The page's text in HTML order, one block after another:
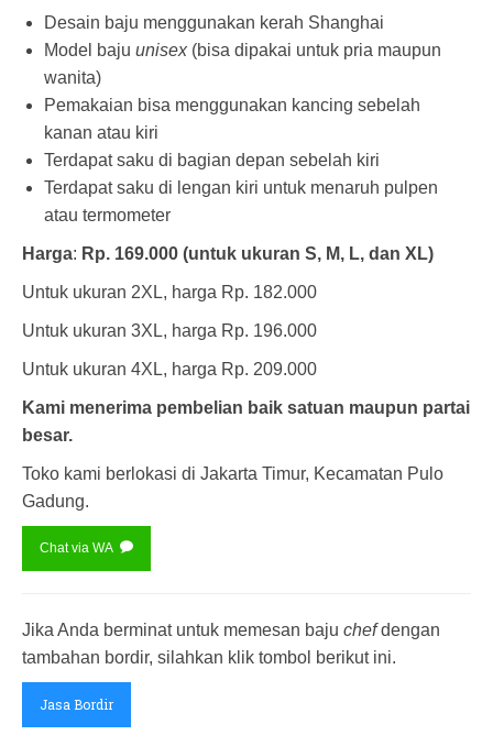
Desain baju menggunakan kerah Shanghai
Model baju unisex(bisa dipakai untuk pria maupun
wanita)
Pemakaian bisa menggunakan kancing sebelah
kanan atau kiri
Terdapat saku di bagian depan sebelah kiri
Terdapat saku di lengan kiri untuk menaruh pulpen
atau termometer
Harga: Rp. 169.000 (untuk ukuran S, M, L, dan XL)
Untuk ukuran 2XL, harga Rp. 182.000
Untuk ukuran 3XL, harga Rp. 196.000
Untuk ukuran 4XL, harga Rp. 209.000
Kami menerima pembelian baik satuan maupun partai
besar.
Toko kami berlokasi di Jakarta Timur, Kecamatan Pulo
Gadung.
Chat via WA
Jika Anda berminat untuk memesan baju chefdengan
tambahan bordir, silahkan klik tombol berikut ini.
Jasa Bordir